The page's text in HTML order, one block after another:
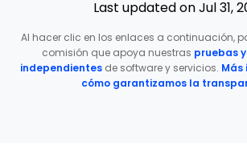
Last updated on Jul 31,
Al hacer clic en los enlaces a continuación,
comisión que apoya nuestras pruebas
independientes de software y servicios. Más
cómo garantizamos la